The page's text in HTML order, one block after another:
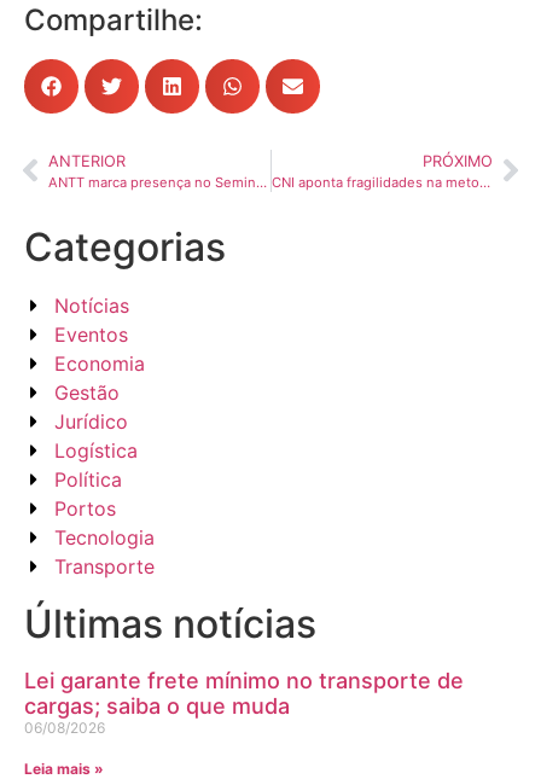
Compartilhe:
ANTERIOR
ANTT marca presença no Seminário Desafios da Regulação da Infraestrutura
PRÓXIMO
CNI aponta fragilidades na metodologia de cálculo do tabelamento do frete
Categorias
Notícias
Eventos
Economia
Gestão
Jurídico
Logística
Política
Portos
Tecnologia
Transporte
Últimas notícias
Lei garante frete mínimo no transporte de
cargas; saiba o que muda
06/08/2026
Leia mais »